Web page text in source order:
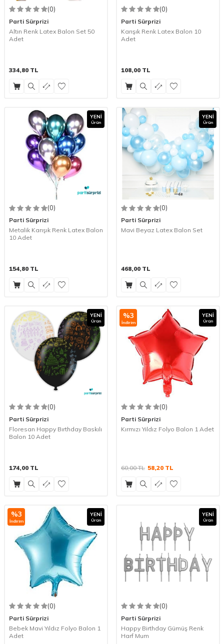
(0)
Parti Sürprizi
Altın Renk Latex Balon Set 50
Adet
334,80 TL
(0)
Parti Sürprizi
Karışık Renk Latex Balon 10
Adet
108,00 TL
YENI
Ürün
(0)
Parti Sürprizi
Metalik Karışık Renk Latex Balon
10 Adet
154,80 TL
YENI
Ürün
(0)
Parti Sürprizi
Mavi Beyaz Latex Balon Set
468,00 TL
YENI
Ürün
(0)
Parti Sürprizi
Floresan Happy Bırthday Baskılı
Balon 10 Adet
174,00 TL
%3
İndirim
YENI
Ürün
(0)
Parti Sürprizi
Kırmızı Yıldız Folyo Balon 1 Adet
60,00TL 58,20TL
%3
İndirim
YENI
Ürün
(0)
Parti Sürprizi
Bebek Mavi Yıldız Folyo Balon 1
Adet
YENI
Ürün
(0)
Parti Sürprizi
Happy Birthday Gümüş Renk
Harf Mum